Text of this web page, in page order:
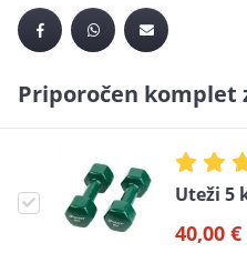
Priporočen komplet
Uteži 5
40,00 €